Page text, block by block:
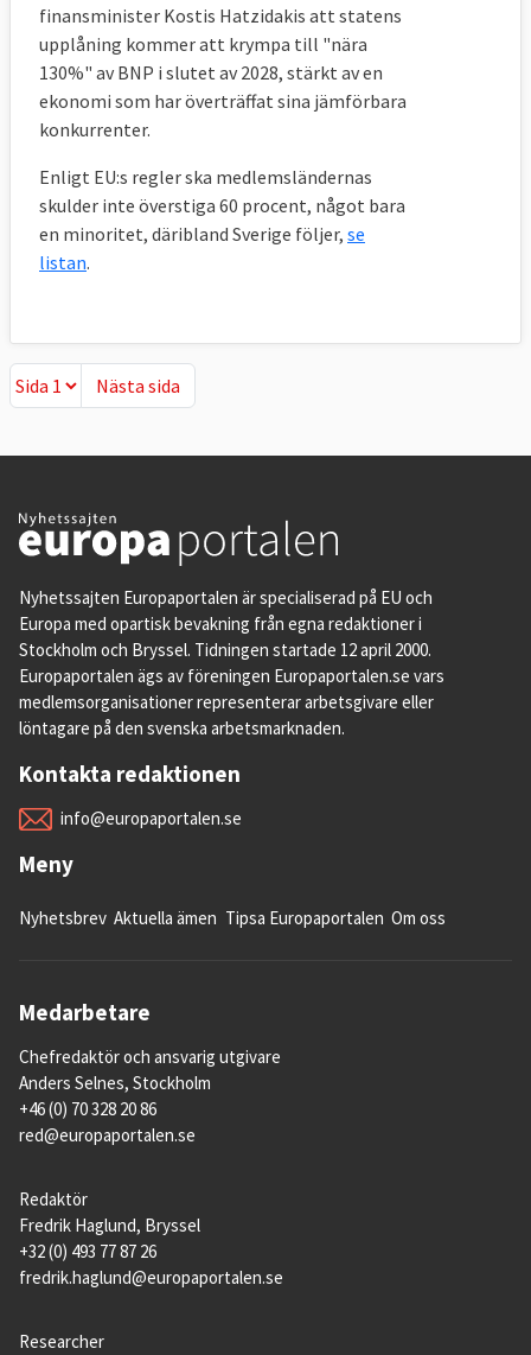
finansminister Kostis Hatzidakis att statens
upplåning kommer att krympa till "nära
130%" av BNP i slutet av 2028, stärkt av en
ekonomi som har överträffat sina jämförbara
konkurrenter.
Enligt EU:s regler ska medlemsländernas
skulder inte överstiga 60 procent, något bara
en minoritet, däribland Sverige följer, se
listan.
Nästa sida
Nästa sida
Nyhetssajten Europaportalen är specialiserad på EU och
Europa med opartisk bevakning från egna redaktioner i
Stockholm och Bryssel. Tidningen startade 12 april 2000.
Europaportalen ägs av föreningen Europaportalen.se vars
medlemsorganisationer representerar arbetsgivare eller
löntagare på den svenska arbetsmarknaden.
Kontakta redaktionen
info@europaportalen.se
Meny
Nyhetsbrev Aktuella ämen Tipsa Europaportalen Om oss
Medarbetare
Chefredaktör och ansvarig utgivare
Anders Selnes, Stockholm
+46 (0) 70 328 20 86
red@europaportalen.se
Redaktör
Fredrik Haglund, Bryssel
+32 (0) 493 77 87 26
fredrik.haglund@europaportalen.se
Researcher